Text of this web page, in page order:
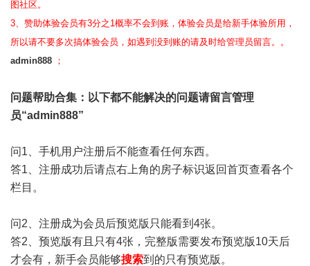
图社区。
3、赞助体验会员有3分之1概率不会到账，体验会员是给新手体验所用，
所以请不要多次搞体验会员，如遇到没到账的请及时给管理员留言。。
admin888 ；
问题帮助合集 ：以下都不能解决的问题请留言管理
员“admin888”
问1、手机用户注册后不能查看任何东西。
答1、注册成功后请点右上角的房子标识返回首页查看各个
栏目。
问2、注册成为会员后预览版只能看到4张。
答2、预览版有且只有4张，完整版需要发布预览版10天后
才会有，新手会员能够搜索到的只有预览版。